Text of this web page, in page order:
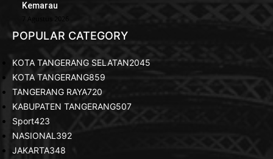
Kemarau
7 Agustus 2026
POPULAR CATEGORY
KOTA TANGERANG SELATAN2045
KOTA TANGERANG859
TANGERANG RAYA720
KABUPATEN TANGERANG507
Sport423
NASIONAL 392
JAKARTA348